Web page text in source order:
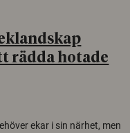
rädda hotade
ekar i sin närhet, men